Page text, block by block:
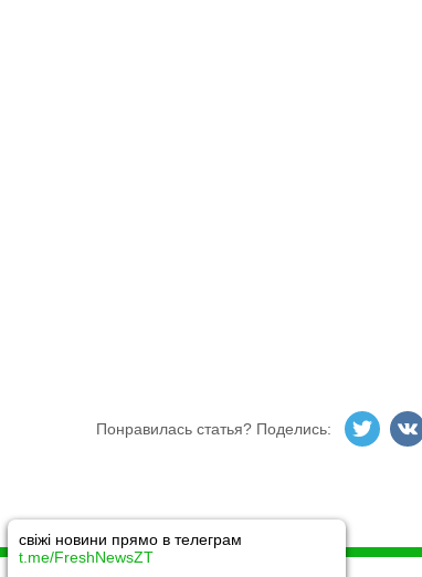
Понравилась статья? Поделись:
свіжі новини прямо в телеграм
t.me/FreshNewsZT